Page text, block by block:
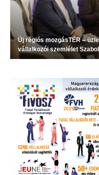
Új régiós mozgásTÉR –
vállalkozói szemlélet